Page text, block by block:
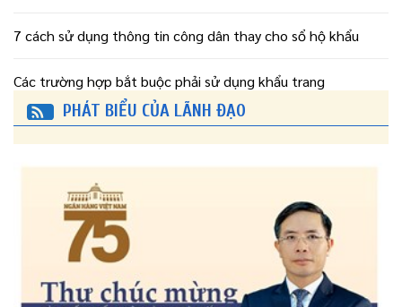
7 cách sử dụng thông tin công dân thay cho sổ hộ khẩu
Các trường hợp bắt buộc phải sử dụng khẩu trang
PHÁT BIỂU CỦA LÃNH ĐẠO